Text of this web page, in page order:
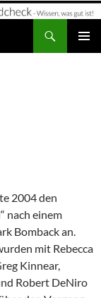
2004 den
nach einem
Bomback an.
mit Rebecca
Kinnear,
Robert DeNiro